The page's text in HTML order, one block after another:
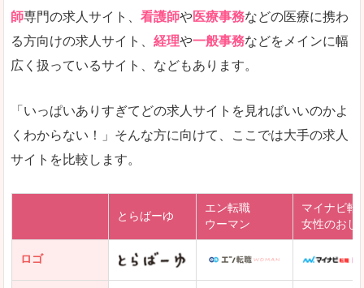
師専門の求人サイト、 看護師や医療事務などの医療に携わ
る方向けの求人サイト、 経理や一般事務などをメインに幅
広く扱っているサイト、などもあります。
「いっぱいありすぎてどの求人サイトを見ればいいのかよ
くわからない！」そんな方に向けて、ここでは大手の求人
サイトを比較します。
とらばーゆ
エン転職
ウーマン
マイナビ転
女性のおし
ロゴ